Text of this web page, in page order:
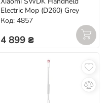
Electric Mop (D260) Grey
Код: 4857
4 899 ₴